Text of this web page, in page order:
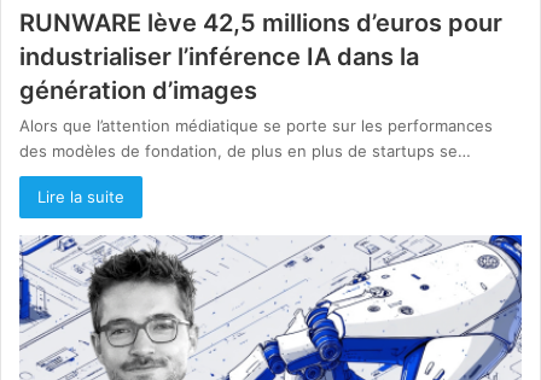
RUNWARE lève 42,5 millions d’euros pour
industrialiser l’inférence IA dans la
génération d’images
Alors que l’attention médiatique se porte sur les performances
des modèles de fondation, de plus en plus de startups se…
Lire la suite